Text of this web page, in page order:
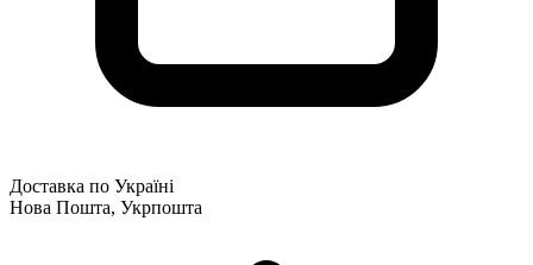
Доставка по Україні
Нова Пошта, Укрпошта